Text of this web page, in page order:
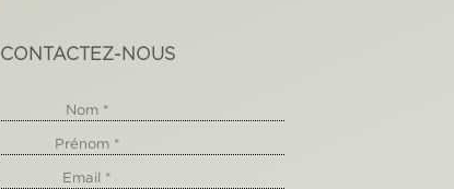
CONTACTEZ-NOUS